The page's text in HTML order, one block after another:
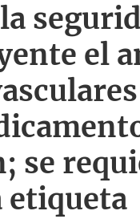
el
se
etiqueta